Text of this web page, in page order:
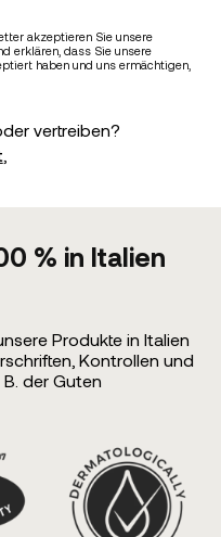
akzeptieren Sie unsere
erklären, dass Sie unsere
haben und uns ermächtigen,
vertreiben?
% in Italien
Produkte in Italien
Kontrollen und
der Guten